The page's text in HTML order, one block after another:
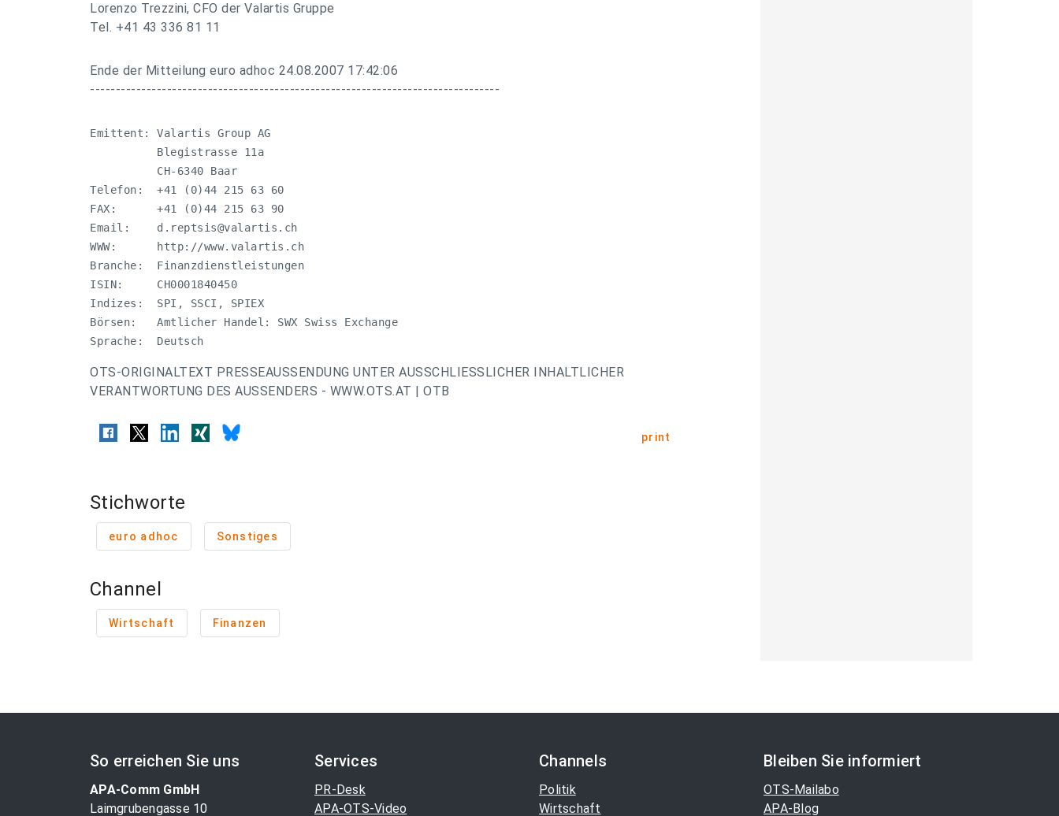
Lorenzo Trezzini, CFO der Valartis Gruppe
Tel. +41 43 336 81 11
Ende der Mitteilung euro adhoc 24.08.2007 17:42:06
--------------------------------------------------------------------------------
Emittent: Valartis Group AG
          Blegistrasse 11a
          CH-6340 Baar
Telefon:  +41 (0)44 215 63 60
FAX:      +41 (0)44 215 63 90
Email: d.reptsis@valartis.ch
WWW:      http://www.valartis.ch
Branche:  Finanzdienstleistungen
ISIN:     CH0001840450
Indizes:  SPI, SSCI, SPIEX
Börsen:   Amtlicher Handel: SWX Swiss Exchange
Sprache:  Deutsch
OTS-ORIGINALTEXT PRESSEAUSSENDUNG UNTER AUSSCHLIESSLICHER INHALTLICHER
VERANTWORTUNG DES AUSSENDERS - WWW.OTS.AT | OTB
print
Stichworte
euro adhoc Sonstiges
Channel
Wirtschaft Finanzen
So erreichen Sie uns
APA-Comm GmbH
Laimgrubengasse 10
Services
PR-Desk
APA-OTS-Video
Channels
Politik
Wirtschaft
Bleiben Sie informiert
OTS-Mailabo
APA-Blog